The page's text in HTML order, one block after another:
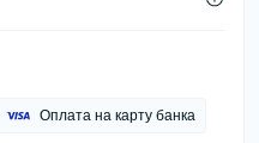
Оплата на карту банка